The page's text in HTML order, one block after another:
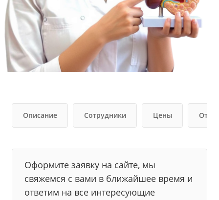
Описание Сотрудники Цены
Оформите заявку на сайте, мы
свяжемся с вами в ближайшее время и
ответим на все интересующие